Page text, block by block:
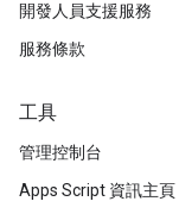
開發人員支援服務
服務條款
工具
管理控制台
Apps Script 資訊主頁